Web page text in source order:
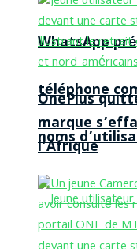
WhatsApp
téléphone
noms
OnePlus
marque
l’Afrique